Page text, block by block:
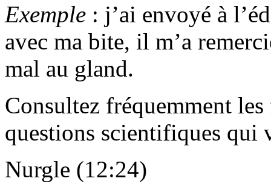
Exemple : j’ai envoyé à
avec ma bite, il m’a
mal au gland.
Consultez fréquemment
questions scientifiques qui
Nurgle (12:24)